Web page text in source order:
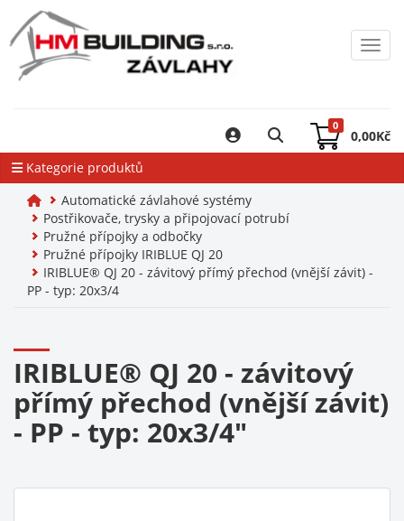
0
0,00Kč
Kategorie produktů
Automatické závlahové systémy
Postřikovače, trysky a připojovací potrubí
Pružné přípojky a odbočky
Pružné přípojky IRIBLUE QJ 20
IRIBLUE® QJ 20 - závitový přímý přechod (vnější závit) -
PP - typ: 20x3/4
IRIBLUE® QJ 20 - závitový
přímý přechod (vnější závit)
- PP - typ: 20x3/4"